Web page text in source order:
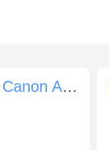
Otturatore della fotocamera Canon AE-1